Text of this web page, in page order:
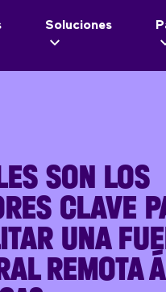
Soluciones
SON LOS
CLAVE
UNA
REMOTA